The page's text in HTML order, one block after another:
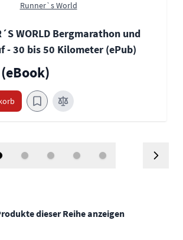
Runner`s World
WORLD Bergmarathon und
- 30 bis 50 Kilometer (ePub)
(eBook)
dieser Reihe anzeigen